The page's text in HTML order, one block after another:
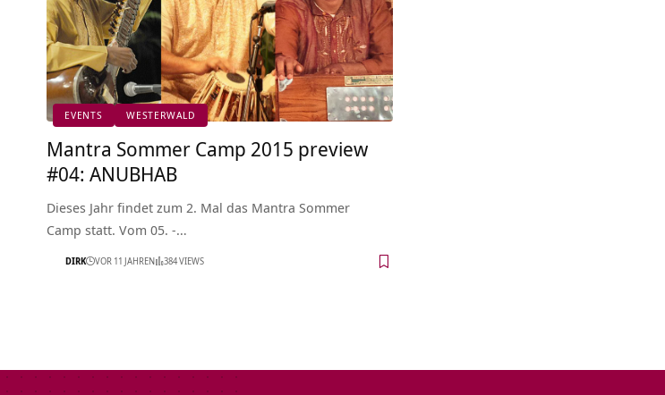
EVENTS WESTERWALD
Mantra Sommer Camp 2015 preview
#04: ANUBHAB
Dieses Jahr findet zum 2. Mal das Mantra Sommer
Camp statt. Vom 05. -…
DIRK VOR 11 JAHREN 384 VIEWS